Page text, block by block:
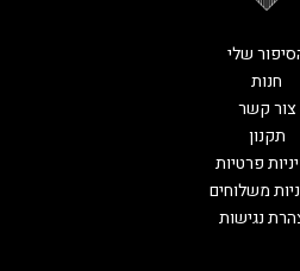
שלי
חנות
צור קשר
תקנון
פרטיות
משלוחים
נגישות